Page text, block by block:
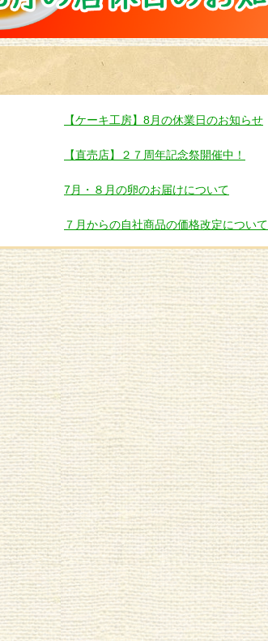
【ケーキ工房】8月の休業日のお知らせ
【直売店】２７周年記念祭開催中！
7月・８月の卵のお届けについて
７月からの自社商品の価格改定について